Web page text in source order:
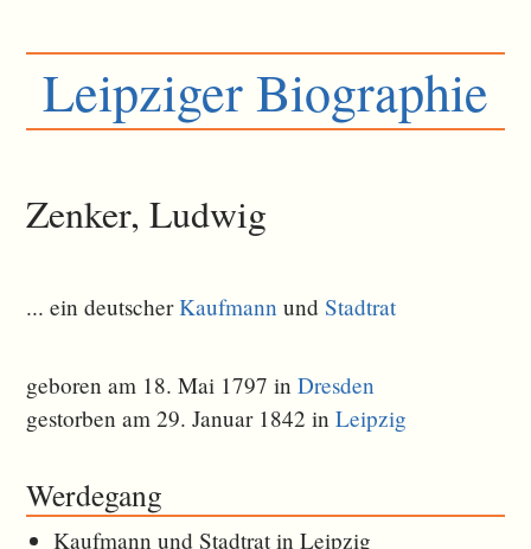
Leipziger Biographie
Zenker, Ludwig
... ein deutscherKaufmann undStadtrat
geboren am 18. Mai 1797 inDresden
gestorben am 29. Januar 1842 inLeipzig
Werdegang
Kaufmann und Stadtrat in Leipzig